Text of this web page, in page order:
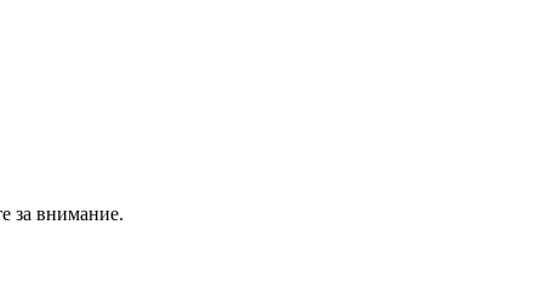
за внимание.